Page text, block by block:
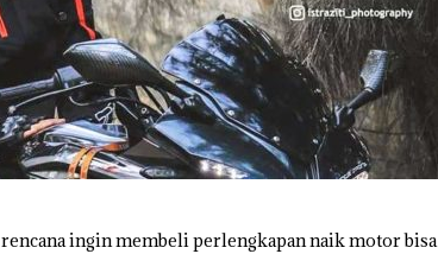
rencana ingin membeli perlengkapan naik motor bisa